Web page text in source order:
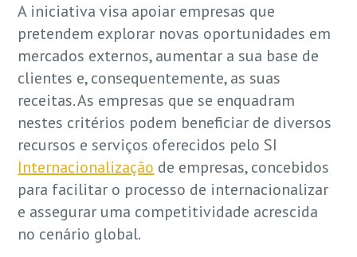
A iniciativa visa apoiar empresas que
pretendem explorar novas oportunidades em
mercados externos, aumentar a sua base de
clientes e, consequentemente, as suas
receitas. As empresas que se enquadram
nestes critérios podem beneficiar de diversos
recursos e serviços oferecidos pelo SI
Internacionalização de empresas, concebidos
para facilitar o processo de internacionalizar
e assegurar uma competitividade acrescida
no cenário global.